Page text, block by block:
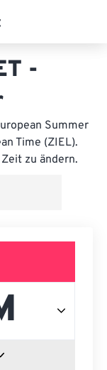
-
Summer
Time (ZIEL).
zu ändern.